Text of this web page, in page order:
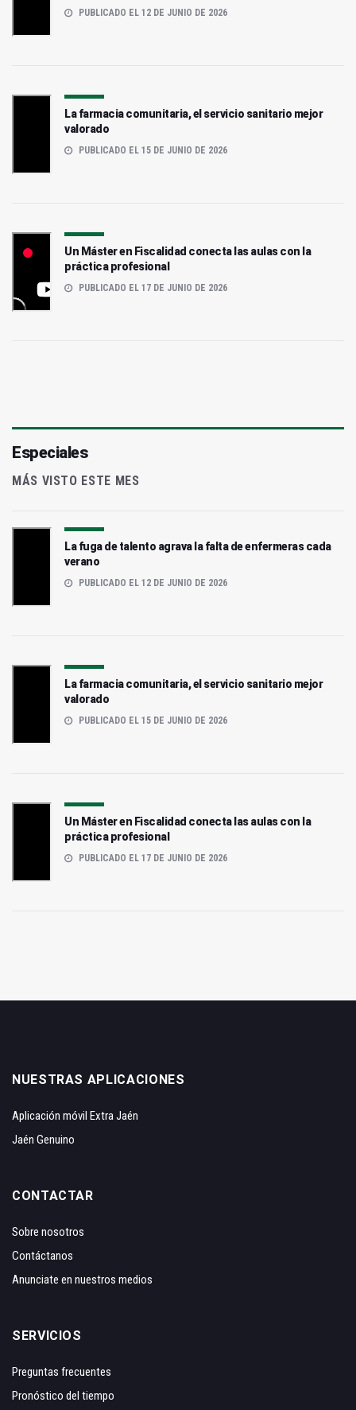
PUBLICADO EL 12 DE JUNIO DE 2026
La farmacia comunitaria, el servicio sanitario mejor
valorado
PUBLICADO EL 15 DE JUNIO DE 2026
Un Máster en Fiscalidad conecta las aulas con la
práctica profesional
PUBLICADO EL 17 DE JUNIO DE 2026
Especiales
MÁS VISTO ESTE MES
La fuga de talento agrava la falta de enfermeras cada
verano
PUBLICADO EL 12 DE JUNIO DE 2026
La farmacia comunitaria, el servicio sanitario mejor
valorado
PUBLICADO EL 15 DE JUNIO DE 2026
Un Máster en Fiscalidad conecta las aulas con la
práctica profesional
PUBLICADO EL 17 DE JUNIO DE 2026
NUESTRAS APLICACIONES
Aplicación móvil Extra Jaén
Jaén Genuino
CONTACTAR
Sobre nosotros
Contáctanos
Anunciate en nuestros medios
SERVICIOS
Preguntas frecuentes
Pronóstico del tiempo